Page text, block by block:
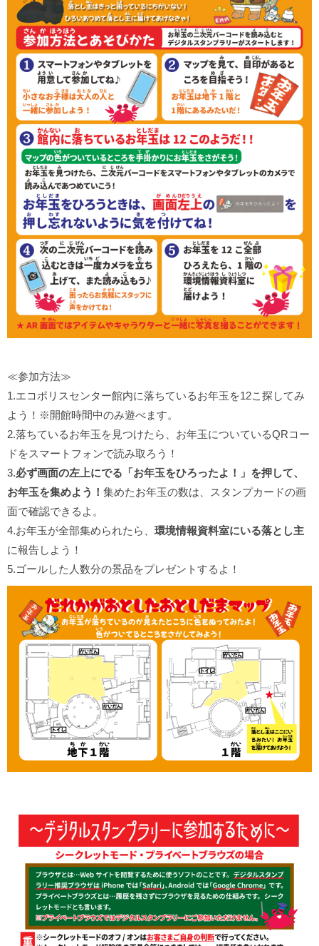
≪参加方法≫
1.エコポリスセンター館内に落ちているお年玉を12こ探してみ
よう！※開館時間中のみ遊べます。
2.落ちているお年玉を見つけたら、お年玉についているQRコー
ドをスマートフォンで読み取ろう！
3.必ず画面の左上にでる「お年玉をひろったよ！」を押して、
お年玉を集めよう！ 集めたお年玉の数は、スタンプカードの画
面で確認できるよ。
4.お年玉が全部集められたら、 環境情報資料室にいる落とし主
に報告しよう！
5.ゴールした人数分の景品をプレゼントするよ！